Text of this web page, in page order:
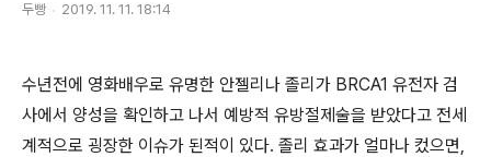
두빵 2019. 11. 11. 18:14
수년전에 영화배우로 유명한 안젤리나 졸리가 BRCA1 유전자 검
사에서 양성을 확인하고 나서 예방적 유방절제술을 받았다고 전세
계적으로 굉장한 이슈가 된적이 있다. 졸리 효과가 얼마나 컸으면,